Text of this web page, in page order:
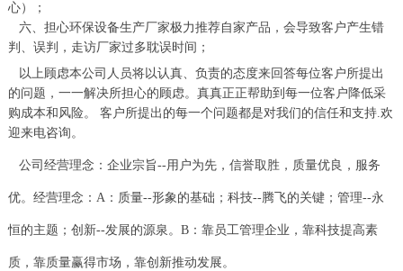
心）；
六、担心环保设备生产厂家极力推荐自家产品，会导致客户产生错
判、误判，走访厂家过多耽误时间；
以上顾虑本公司人员将以认真、负责的态度来回答每位客户所提出
的问题，一一解决所担心的顾虑。真真正正帮助到每一位客户降低采
购成本和风险。 客户所提出的每一个问题都是对我们的信任和支持.欢
迎来电咨询。
公司经营理念：企业宗旨--用户为先，信誉取胜，质量优良，服务
优。经营理念：A：质量--形象的基础；科技--腾飞的关键；管理--永
恒的主题；创新--发展的源泉。B：靠员工管理企业，靠科技提高素
质，靠质量赢得市场，靠创新推动发展。